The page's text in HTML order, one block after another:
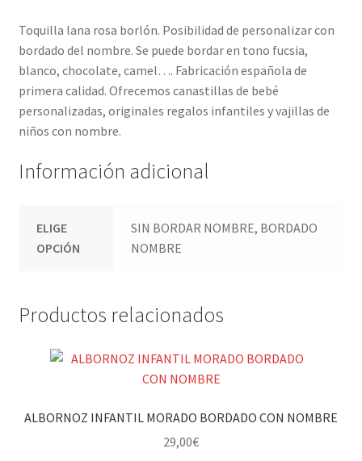
Toquilla lana rosa borlón. Posibilidad de personalizar con
bordado del nombre. Se puede bordar en tono fucsia,
blanco, chocolate, camel…. Fabricación española de
primera calidad. Ofrecemos canastillas de bebé
personalizadas, originales regalos infantiles y vajillas de
niños con nombre.
Información adicional
ELIGE
OPCIÓN
SIN BORDAR NOMBRE, BORDADO
NOMBRE
Productos relacionados
ALBORNOZ INFANTIL MORADO BORDADO CON NOMBRE
29,00€